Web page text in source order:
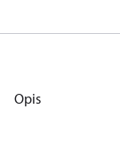
Opis